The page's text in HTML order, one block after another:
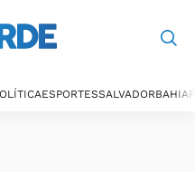
ESPORTESSALVADORBAHIA